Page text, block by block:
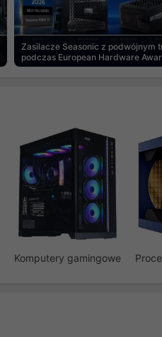
Zasilacze Seasonic z podwójnym
podczas European Hardware
Komputery gamingowe